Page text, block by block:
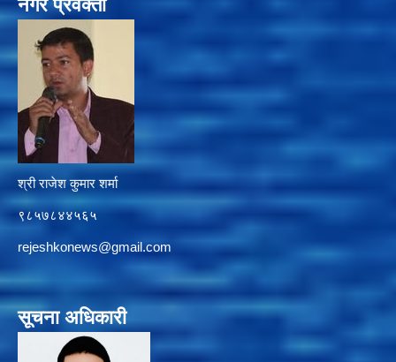
नगर प्रवक्ता
श्री राजेश कुमार शर्मा
९८५७८४४५६५
rejeshkonews@gmail.com
सूचना अधिकारी